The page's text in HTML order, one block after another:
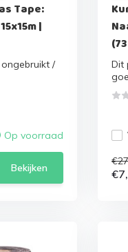
Tape:
|
/
Op voorraad
Bekijken
Dit